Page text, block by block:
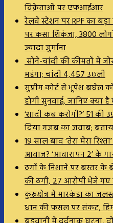
विक्रेताओं पर एफआईआर
रेलवे स्टेशन पर RPF का
पर कसा शिकंजा, 3800
ज्यादा जुर्माना
सोने-चांदी की कीमतों में
महंगा; चांदी ₹4,457 उछली
सुप्रीम कोर्ट से भूपेश बघेल
होगी सुनवाई, जानिए क्या
‘शादी कब करोगी?’ 51 की
दिया गजब का जवाब;
19 साल बाद ‘तेरा मेरा
आवाज? ‘आवारापन 2’ के
ठगों के निशाने पर बस्तर के
की ठगी, 27 आरोपी भेजे
कुरुक्षेत्र में मारकंडा का
धान की फसल पर संकट,